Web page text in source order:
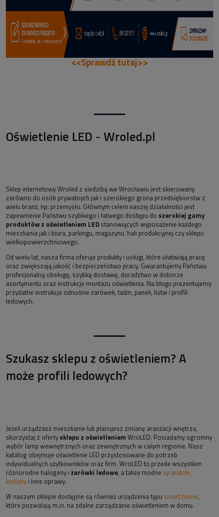
<<Sprawdź tutaj>>
Oświetlenie LED - Wroled.pl
Sklep internetowy Wroled z siedzibą we Wrocławiu jest skierowany
zarówno do osób prywatnych jak i szerokiego grona przedsiębiorstw z
wielu branż, np: przemysłu. Głównym celem naszej działalności jest
zapewnienie Państwu szybkiego i łatwego dostępu do szerokiej gamy
produktów z oświetleniem LED stanowiących wyposażenie każdego
mieszkania jak i biura, parkingu, magazynu, hali produkcyjnej czy sklepu
wielkopowierzchniowego.
Od wielu lat, nasza firma oferuje produkty i usługi, które ułatwiają pracę
oraz zwiększają jakość i bezpieczeństwo pracy. Gwarantujemy Państwu
profesjonalną obsługę, szybką dostawę, doradztwo w doborze
asortymentu oraz instrukcje montażu oświetlenia. Na blogu prezentujemy
przydatne instrukcje odnośnie żarówek, taśm, paneli, listw i profili
ledowych.
Szukasz sklepu z oświetleniem? A
może profili ledowych?
Jeżeli urządzasz mieszkanie lub planujesz zmianę aranżacji wnętrza,
skorzystaj z oferty sklepu z oświetleniem WroLED. Posiadamy ogromny
wybór lamp wewnętrznych oraz zewnętrznych w całym regionie. Nasz
katalog obejmuje oświetlenie LED przystosowane do potrzeb
indywidualnych użytkowników oraz firm. WroLED to przede wszystkim
różnorodne halogeny i żarówki ledowe, a także modne żyrandole,
kinkiety i inne oprawy.
W naszym sklepie dostępne są również urządzenia typu smart home,
które pozwalają m.in. na zdalne zarządzanie oświetleniem w domu.